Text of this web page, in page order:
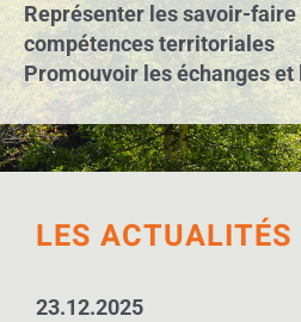
Représenter les savoir-
compétences territoriales
Promouvoir les échanges
LES ACTUALITÉS
23.12.2025